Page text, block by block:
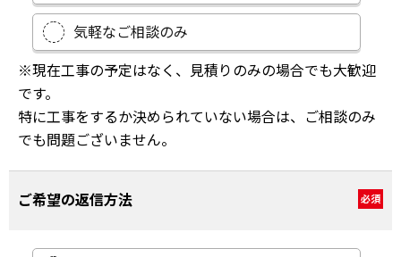
気軽なご相談のみ
※現在工事の予定はなく、見積りのみの場合でも大歓迎
です。
特に工事をするか決められていない場合は、ご相談のみ
でも問題ございません。
ご希望の返信方法 必須